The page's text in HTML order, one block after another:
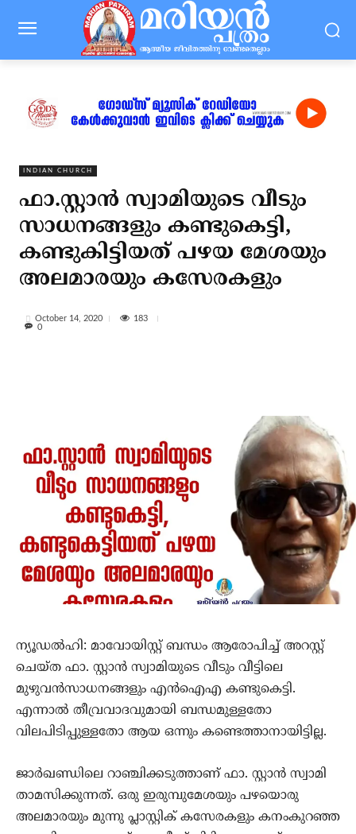
INDIAN CHURCH
ഫാ.സ്റ്റാന്‍ സ്വാമിയുടെ വീടും
സാധനങ്ങളും കണ്ടുകെട്ടി,
കണ്ടുകിട്ടിയത് പഴയ മേശയും
അലമാരയും കസേരകളും
October 14, 2020
183
0
ന്യൂഡല്‍ഹി: മാവോയിസ്റ്റ് ബന്ധം ആരോപിച്ച് അറസ്റ്റ്
ചെയ്ത ഫാ. സ്റ്റാന്‍ സ്വാമിയുടെ വീടും വീട്ടിലെ
മുഴുവന്‍സാധനങ്ങളും എന്‍ഐഎ കണ്ടുകെട്ടി.
എന്നാല്‍ തീവ്രവാദവുമായി ബന്ധമുള്ളതോ
വിലപിടിപ്പുള്ളതോ ആയ ഒന്നും കണ്ടെത്താനായിട്ടില്ല.
ജാര്‍ഖണ്ഡിലെ റാഞ്ചിക്കടുത്താണ് ഫാ. സ്റ്റാന്‍ സ്വാമി
താമസിക്കുന്നത്. ഒരു ഇരുമ്പുമേശയും പഴയൊരു
അലമാരയും മുന്നു പ്ലാസ്റ്റിക് കസേരകളും കനംകുറഞ്ഞ